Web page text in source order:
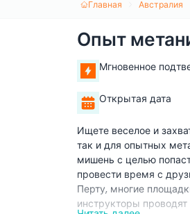
Главная Австралия
Опыт
Мгновенное
Открытая дата
Ищете веселое и
так и для опытных
мишень с целью
провести время с
Перту, многие
инструкторы